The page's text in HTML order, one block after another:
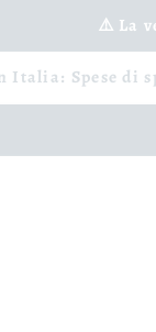
⚠️ La
Italia: Spese di